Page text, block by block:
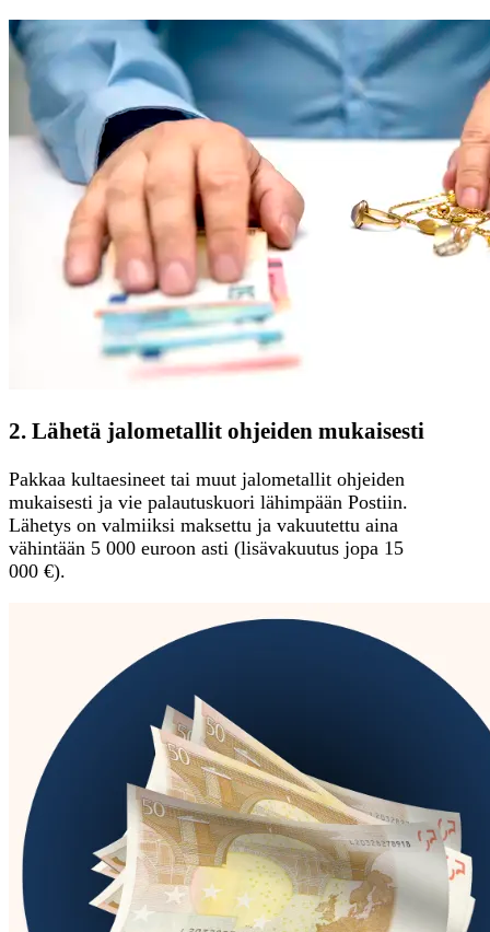
2. Lähetä jalometallit ohjeiden mukaisesti
Pakkaa kultaesineet tai muut jalometallit ohjeiden
mukaisesti ja vie palautuskuori lähimpään Postiin.
Lähetys on valmiiksi maksettu ja vakuutettu aina
vähintään 5 000 euroon asti (lisävakuutus jopa 15
000 €).